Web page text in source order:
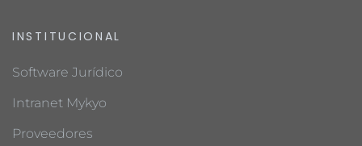
INSTITUCIONAL
Software Jurídico
Intranet Mykyo
Proveedores